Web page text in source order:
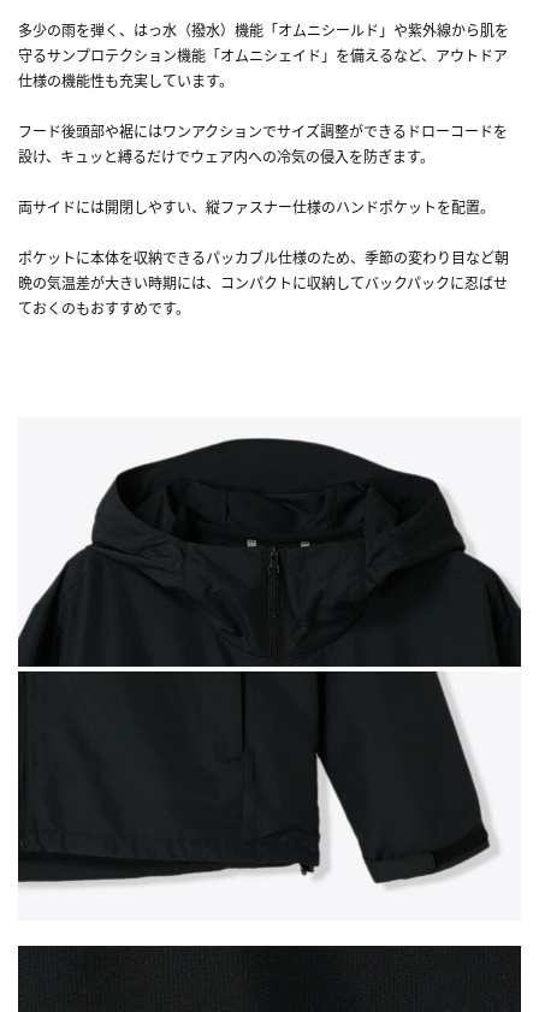
多少の雨を弾く、はっ水（撥水）機能「オムニシールド」や紫外線から肌を
守るサンプロテクション機能「オムニシェイド」を備えるなど、アウトドア
仕様の機能性も充実しています。
フード後頭部や裾にはワンアクションでサイズ調整ができるドローコードを
設け、キュッと縛るだけでウェア内への冷気の侵入を防ぎます。
両サイドには開閉しやすい、縦ファスナー仕様のハンドポケットを配置。
ポケットに本体を収納できるパッカブル仕様のため、季節の変わり目など朝
晩の気温差が大きい時期には、コンパクトに収納してバックパックに忍ばせ
ておくのもおすすめです。